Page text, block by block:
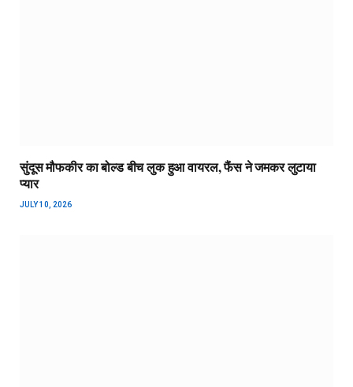
सुंदूस मौफकीर का बोल्ड बीच लुक हुआ वायरल, फैंस ने जमकर लुटाया
प्यार
JULY 10, 2026